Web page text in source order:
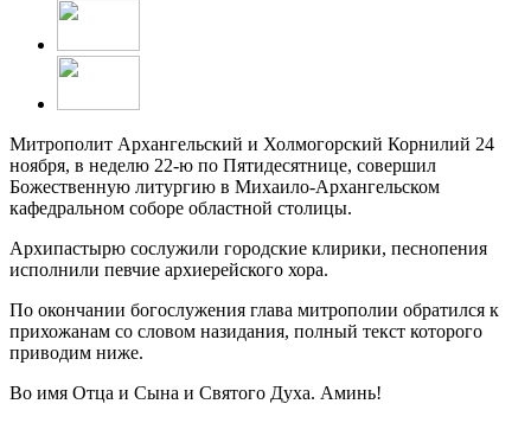
Митрополит Архангельский и Холмогорский Корнилий 24
ноября, в неделю 22-ю по Пятидесятнице, совершил
Божественную литургию в Михаило-Архангельском
кафедральном соборе областной столицы.
Архипастырю сослужили городские клирики, песнопения
исполнили певчие архиерейского хора.
По окончании богослужения глава митрополии обратился к
прихожанам со словом назидания, полный текст которого
приводим ниже.
Во имя Отца и Сына и Святого Духа. Аминь!